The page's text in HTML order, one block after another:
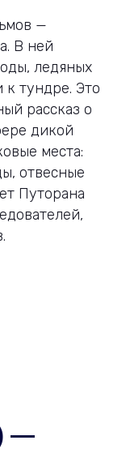
—
В ней
ледяных
к тундре. Это
рассказ о
дикой
места:
отвесные
Путорана
—